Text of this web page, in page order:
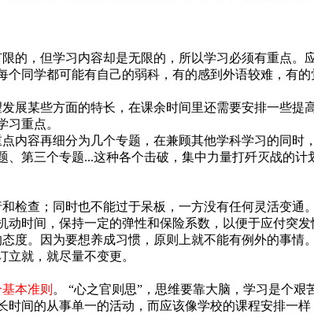
的，但学习内容却是无限的，所以学习必须有重点。
同学都可能有自己的弱科，有的感到外语较难，有
展某些方面的特长，在课余时间里还需要安排一些提
重点。
内容再细分为几个专题，在兼顾其他学科学习的同时
第三个专题...这种各个击破，集中力量打歼灭战的
检查；同时也不能过于呆板，一方没有任何灵活变通
时间，保持一定的弹性和保险系数，以便于应付突发
度。因为要想养成习惯，原则上就不能有例外的事情
就，就尽量不变更。
本准则 。 “心之官则思”，思维要靠大脑，学习是个艰
间的从事单一的活动，而应该像学校的课程安排一